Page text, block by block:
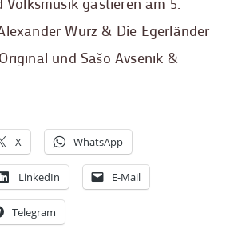
Wurz & Die Egerländer
und Sašo Avsenik &
X WhatsApp
LinkedIn E-Mail
Telegram